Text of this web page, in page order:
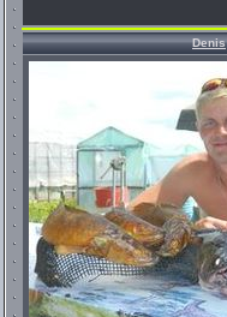
Denis